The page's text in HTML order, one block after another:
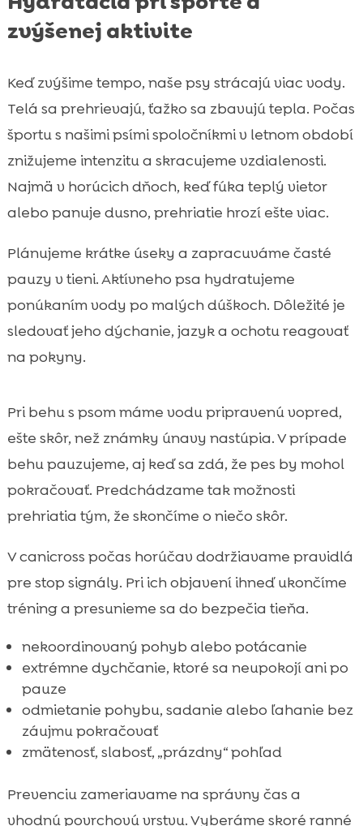
zvýšenej aktivite
Keď zvýšime tempo, naše psy strácajú viac vody.
Telá sa prehrievajú, ťažko sa zbavujú tepla. Počas
športu s našimi psími spoločníkmi v letnom období
znižujeme intenzitu a skracujeme vzdialenosti.
Najmä v horúcich dňoch, keď fúka teplý vietor
alebo panuje dusno, prehriatie hrozí ešte viac.
Plánujeme krátke úseky a zapracuváme časté
pauzy v tieni. Aktívneho psa hydratujeme
ponúkaním vody po malých dúškoch. Dôležité je
sledovať jeho dýchanie, jazyk a ochotu reagovať
na pokyny.
Pri behu s psom máme vodu pripravenú vopred,
ešte skôr, než známky únavy nastúpia. V prípade
behu pauzujeme, aj keď sa zdá, že pes by mohol
pokračovať. Predchádzame tak možnosti
prehriatia tým, že skončíme o niečo skôr.
V canicross počas horúčav dodržiavame pravidlá
pre stop signály. Pri ich objavení ihneď ukončíme
tréning a presunieme sa do bezpečia tieňa.
nekoordinovaný pohyb alebo potácanie
extrémne dychčanie, ktoré sa neupokojí ani po
pauze
odmietanie pohybu, sadanie alebo ľahanie bez
záujmu pokračovať
zmätenosť, slabosť, „prázdny“ pohľad
Prevenciu zameriavame na správny čas a
vhodnú povrchovú vrstvu. Vyberáme skoré ranné